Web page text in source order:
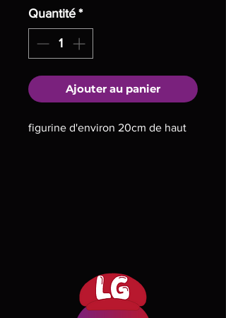
Quantité *
Ajouter au panier
figurine d'environ 20cm de haut